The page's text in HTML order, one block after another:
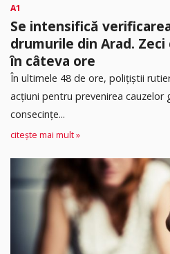
A1
Se intensifică
drumurile din Arad.
în câteva ore
În ultimele 48 de ore, polițiștii
acțiuni pentru prevenirea cauzelor
consecințe...
citește mai mult »